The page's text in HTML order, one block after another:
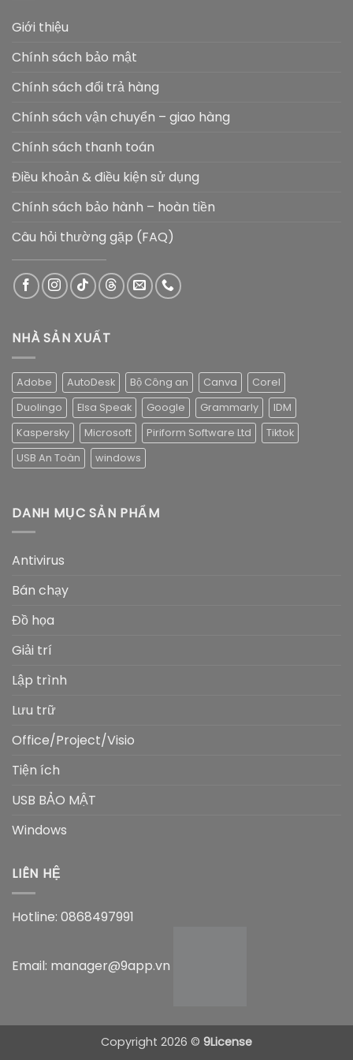
Giới thiệu
Chính sách bảo mật
Chính sách đổi trả hàng
Chính sách vận chuyển – giao hàng
Chính sách thanh toán
Điều khoản & điều kiện sử dụng
Chính sách bảo hành – hoàn tiền
Câu hỏi thường gặp (FAQ)
NHÀ SẢN XUẤT
Adobe AutoDesk Bộ Công an Canva
Corel
Duolingo
Elsa Speak Google Grammarly
IDM
Kaspersky
Microsoft Piriform Software Ltd
Tiktok
USB An Toàn
windows
DANH MỤC SẢN PHẨM
Antivirus
Bán chạy
Đồ họa
Giải trí
Lập trình
Lưu trữ
Office/Project/Visio
Tiện ích
USB BẢO MẬT
Windows
LIÊN HỆ
Hotline: 0868497991
Email: manager@9app.vn
Copyright 2026 © 9License